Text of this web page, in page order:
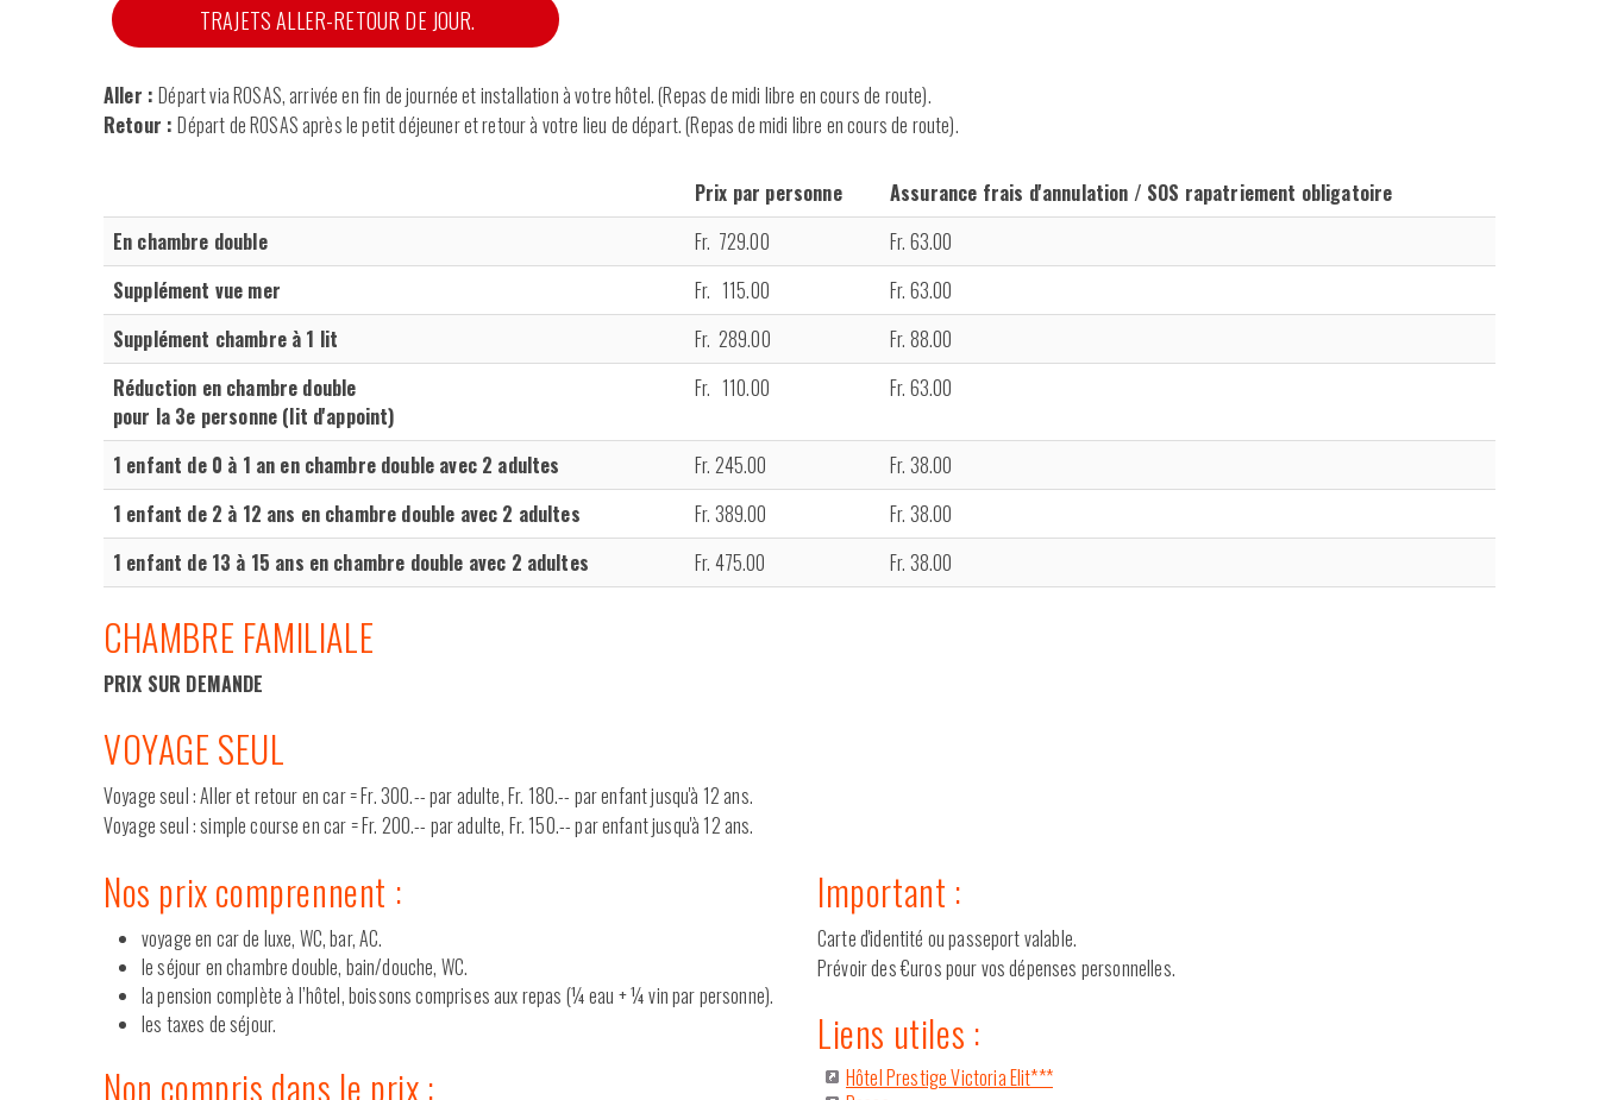
TRAJETS ALLER-RETOUR DE JOUR.
Aller :Départ via ROSAS, arrivée en fin de journée et installation à votre hôtel. (Repas de midi libre en cours de route).
Retour :Départ de ROSAS après le petit déjeuner et retour à votre lieu de départ. (Repas de midi libre en cours de route).
Prix par personne
Assurance frais d'annulation / SOS rapatriement obligatoire
En chambre double
Fr. 729.00
Fr. 63.00
Supplément vue mer
Fr. 115.00
Fr. 63.00
Supplément chambre à 1 lit
Fr. 289.00
Fr. 88.00
Réduction en chambre double
pour la 3e personne (lit d'appoint)
Fr. 110.00 Fr. 63.00
1 enfant de 0 à 1 an en chambre double avec 2 adultes Fr. 245.00
Fr. 38.00
1 enfant de 2 à 12 ans en chambre double avec 2 adultes
Fr. 389.00
Fr. 38.00
1 enfant de 13 à 15 ans en chambre double avec 2 adultes
Fr. 475.00 Fr. 38.00
CHAMBRE FAMILIALE
PRIX SUR DEMANDE
VOYAGE SEUL
Voyage seul : Aller et retour en car = Fr. 300.-- par adulte, Fr. 180.-- par enfant jusqu'à 12 ans.
Voyage seul : simple course en car = Fr. 200.-- par adulte, Fr. 150.-- par enfant jusqu'à 12 ans.
Nos prix comprennent :
voyage en car de luxe, WC, bar, AC.
le séjour en chambre double, bain/douche, WC.
la pension complète à l’hôtel, boissons comprises aux repas (¼ eau + ¼ vin par personne).
les taxes de séjour.
Non compris dans le prix :
Important :
Carte d'identité ou passeport valable.
Prévoir des €uros pour vos dépenses personnelles.
Liens utiles :
Hôtel Prestige Victoria Elit***